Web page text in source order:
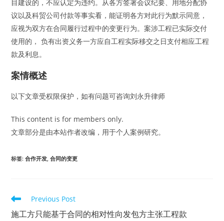
目建设的，不应认定为违约。从各方签署会议纪要、用地分配协
议以及科贸公司付款等事实看，能证明各方对此行为默示同意，
应视为双方在合同履行过程中的变更行为。案涉工程已实际交付
使用的， 负有出资义务一方应自工程实际移交之日支付相应工程
款及利息。
案情概述
以下文章受权限保护，如有问题可咨询刘永升律师
This content is for members only.
文章部分是由本站作者改编，用于个人案例研究。
标签:合作开发, 合同的变更
Read
more
articles
Previous Post
施工方只能基于合同的相对性向发包方主张工程款